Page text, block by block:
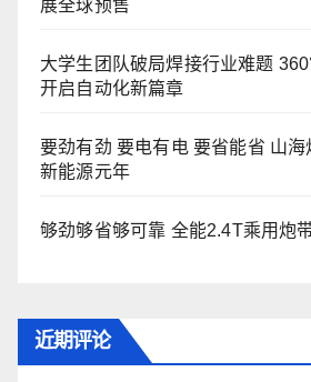
展全球预售
大学生团队破局焊接行业难题
开启自动化新篇章
要劲有劲 要电有电 要省能省 山
新能源元年
够劲够省够可靠 全能2.4T乘用炮
近期评论